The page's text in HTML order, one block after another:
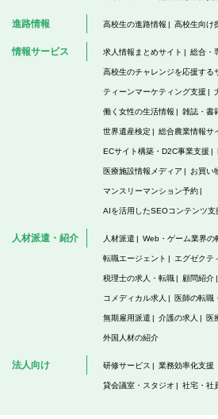
進路情報 高校生の進路情報 高校生向け
情報サービス 求人情報まとめサイト 総合・
高校生のチャレンジを応援する
ティーンマーケティング支援
働く女性の生活情報 雑誌・書
世界遺産検定 総合農業情報サ
ECサイト構築・D2C事業支援
医療施設情報メディア お買い
マンスリーマンション予約
AIを活用したSEOコンテンツ支
人材派遣・紹介 人材派遣 Web・ゲーム業界の
転職エージェント エグゼクテ
税理士の求人・転職 顧問紹介
コメディカル求人 医師の転職
無期雇用派遣 介護の求人 医
外国人材の紹介
法人向け 研修サービス 業務効率化支援
貸会議室・スタジオ 社宅・社